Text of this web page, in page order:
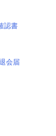
認書
会届